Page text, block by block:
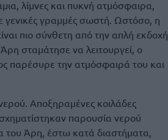
λίμνες και πυκνή ατμόσφαιρα,
γενικές γραμμές σωστή. Ωστόσο, η
πιο σύνθετη από την απλή εκδοχή
σταμάτησε να λειτουργεί, ο
παρέσυρε την ατμόσφαιρά του και
Αποξηραμένες κοιλάδες
παρουσία νερού
του Άρη, έστω κατά διαστήματα,